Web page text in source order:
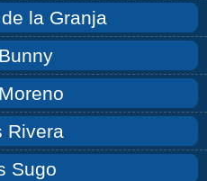
la Granja
Rivera
Sugo